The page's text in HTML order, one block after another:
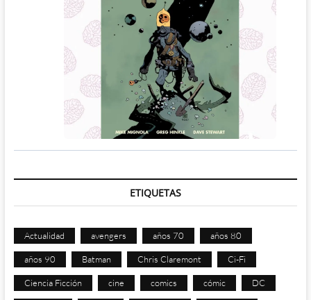
ETIQUETAS
Actualidad avengers años 70 años 80
años 90 Batman Chris Claremont Ci-Fi
Ciencia Ficción cine comics cómic DC